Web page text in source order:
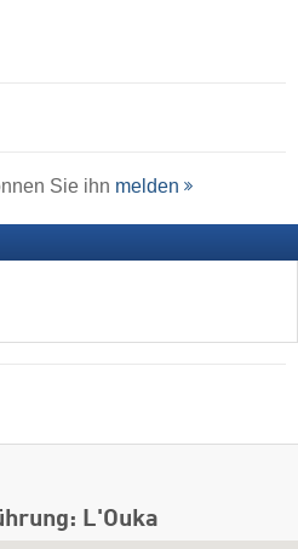
Sie ihn melden
L'Ouka